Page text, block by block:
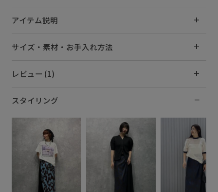
アイテム説明
サイズ・素材・お手入れ方法
レビュー (1)
スタイリング